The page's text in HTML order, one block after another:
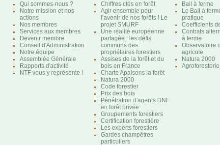
Qui sommes-nous ?
Notre mission et nos
actions
Nos membres
Services aux membres
Devenir membre
Conseil d'Administration
Notre équipe
Assemblée Générale
Rapports d'activité
NTF vous y représente !
Chiffres clés en forêt
Agir ensemble pour
l’avenir de nos forêts ! Le
projet SMURF
Une réalité européenne
partagée : les défis
communs des
propriétaires forestiers
Assises de la forêt et du
bois en France
Charte Apaisons la forêt
Natura 2000
Code forestier
Prix des bois
Pénétration d'agents DNF
en forêt privée
Groupements forestiers
Certification forestière
Les experts forestiers
Gardes champêtres
particuliers
Bail à ferme
Le Bail à
pratique
Coefficients
Contrats
à ferme
Observatoire
agricole
Natura 2000